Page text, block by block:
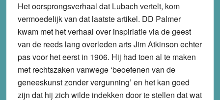
Het oorsprongsverhaal dat Lubach vertelt, kom
vermoedelijk van dat laatste artikel. DD Palmer
kwam met het verhaal over inspiriatie via de geest
van de reeds lang overleden arts Jim Atkinson echter
pas voor het eerst in 1906. Hij had toen al te maken
met rechtszaken vanwege ‘beoefenen van de
geneeskunst zonder vergunning’ en het kan goed
zijn dat hij zich wilde indekken door te stellen dat wat